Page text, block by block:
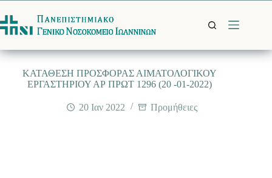
στο
περιεχόμενο
ΚΑΤΑΘΕΣΗ ΠΡΟΣΦΟΡΑΣ ΑΙΜΑΤΟΛΟΓΙΚΟΥ
ΕΡΓΑΣΤΗΡΙΟΥ ΑΡ ΠΡΩΤ 1296 (20 -01-2022)
20 Ιαν 2022 Προμήθειες